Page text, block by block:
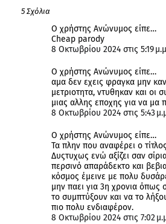
5 Σχόλια
Ο χρήστης Ανώνυμος είπε…
Cheap parody
8 Οκτωβρίου 2024 στις 5:19
Ο χρήστης Ανώνυμος είπε…
αμα δεν εχεις φραγκα μην
μετριοτητα, ντυθηκαν και οι
μιας αλλης εποχης για να μα
8 Οκτωβρίου 2024 στις 5:43
Ο χρήστης Ανώνυμος είπε…
Τα πλην που αναφέρει ο
Δυςτυχως ενώ αξίζει σαν
περσινό απαράδεκτο και
κόσμος έμεινε με πολυ
μην παει για 3η χρονια όπως
το συμπτύξουν και να το
πιο πολυ ενδιαφέρον.
8 Οκτωβρίου 2024 στις 7:02